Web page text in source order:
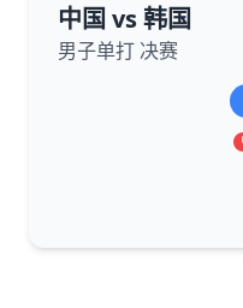
中国 vs 韩国
男子单打 决赛